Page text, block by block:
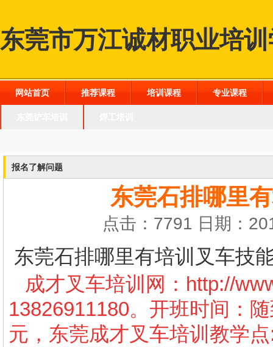
东莞市万江诚材职业培
网站首页 推荐课程 培训课程 专业课程
报名了解问题
东莞石排哪里
点击：7791 日期：
东莞石排哪里有培训叉车技
成才叉车培训网： http://
13826911180。开班时间：
元，东莞成才叉车培训教学点